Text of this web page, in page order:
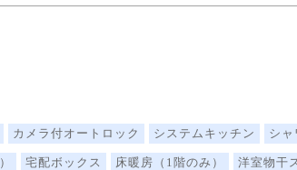
カメラ付オートロック システムキッチン シャ
宅配ボックス 床暖房（1階のみ） 洋室物干